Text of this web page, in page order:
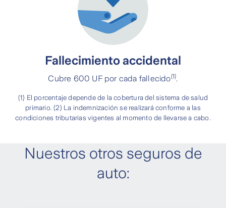
Fallecimiento accidental
Cubre 600 UF por cada fallecido(1).
(1) El porcentaje depende de la cobertura del sistema de salud
primario. (2) La indemnización se realizará conforme a las
condiciones tributarias vigentes al momento de llevarse a cabo.
Nuestros otros seguros de
auto: